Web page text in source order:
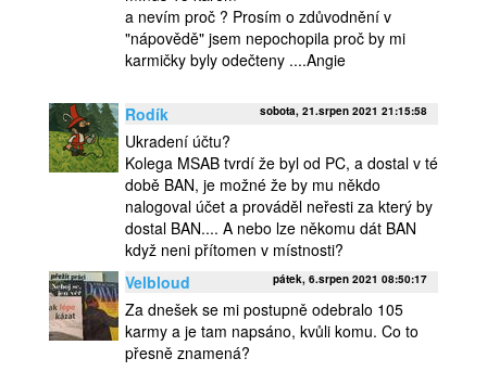
a nevím proč ? Prosím o zdůvodnění v
"nápovědě" jsem nepochopila proč by mi
karmičky byly odečteny ....Angie
Rodík sobota, 21.srpen 2021 21:15:58
Ukradení účtu?
Kolega MSAB tvrdí že byl od PC, a dostal v té
době BAN, je možné že by mu někdo
nalogoval účet a prováděl neřesti za který by
dostal BAN.... A nebo lze někomu dát BAN
když neni přítomen v místnosti?
Velbloud
pátek, 6.srpen 2021 08:50:17
Za dnešek se mi postupně odebralo 105
karmy a je tam napsáno, kvůli komu. Co to
přesně znamená?